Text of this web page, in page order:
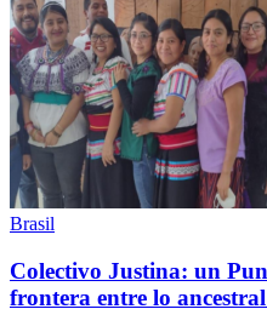
Brasil
Colectivo Justina: un
frontera entre lo